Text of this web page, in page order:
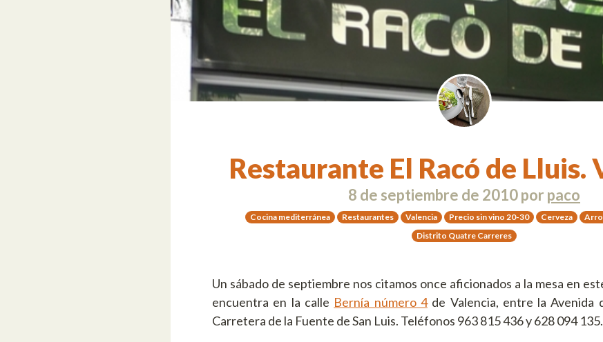
Restaurante El Racó de Lluis.
8 de septiembre de 2010por paco
Cocina mediterránea Restaurantes Valencia Precio sin vino 20-30 Cerveza
Distrito Quatre Carreres
Un sábado de septiembre nos citamos once aficionados a la mesa en
encuentra en la calle Bernía número 4de Valencia, entre la Avenida
Carretera de la Fuente de San Luis. Teléfonos 963 815 436 y 628 094 135.